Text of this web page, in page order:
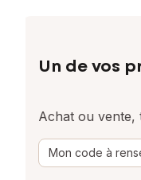
Un de vos
Achat ou vente,
Mon code à